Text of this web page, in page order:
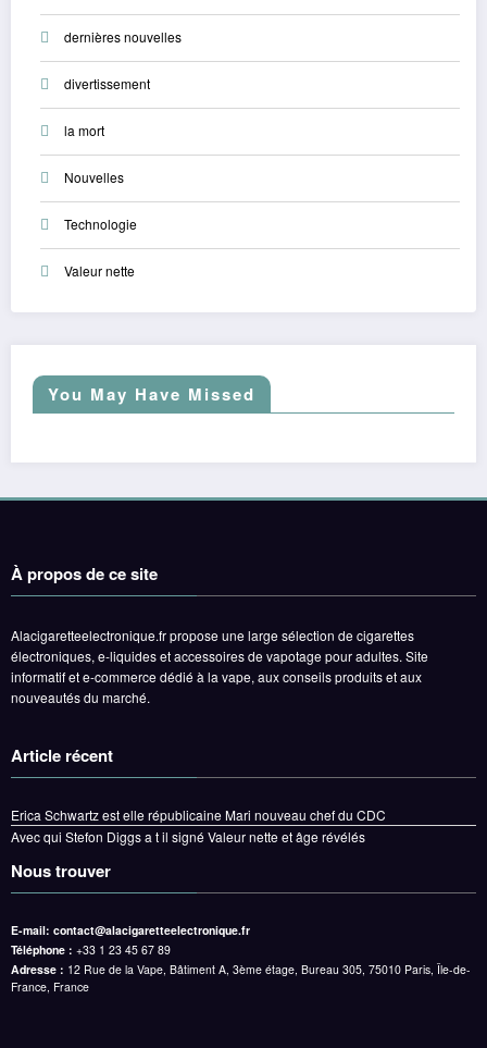
dernières nouvelles
divertissement
la mort
Nouvelles
Technologie
Valeur nette
You May Have Missed
À propos de ce site
Alacigaretteelectronique.fr propose une large sélection de cigarettes
électroniques, e-liquides et accessoires de vapotage pour adultes. Site
informatif et e-commerce dédié à la vape, aux conseils produits et aux
nouveautés du marché.
Article récent
Erica Schwartz est elle républicaine Mari nouveau chef du CDC
Avec qui Stefon Diggs a t il signé Valeur nette et âge révélés
Nous trouver
E-mail: contact@alacigaretteelectronique.fr
Téléphone : +33 1 23 45 67 89
Adresse : 12 Rue de la Vape, Bâtiment A, 3ème étage, Bureau 305, 75010 Paris, Île-de-
France, France